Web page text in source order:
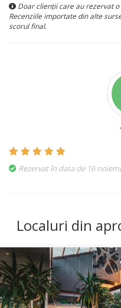
Doar clienții care au rezervat
Recenziile importate din alte
scorul final.
Rezervat în data de 16
Localuri din